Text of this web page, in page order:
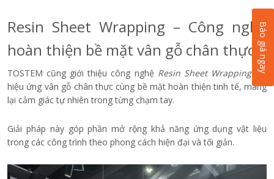
Resin Sheet Wrapping – Công nghệ
hoàn thiện bề mặt vân gỗ chân thực
TOSTEM cũng giới thiệu công nghệ Resin Sheet Wrappingvới
hiệu ứng vân gỗ chân thực cùng bề mặt hoàn thiện tinh tế, mang
lại cảm giác tự nhiên trong từng chạm tay.
Giải pháp này góp phần mở rộng khả năng ứng dụng vật liệu
trong các công trình theo phong cách hiện đại và tối giản.
Báo giá ngay